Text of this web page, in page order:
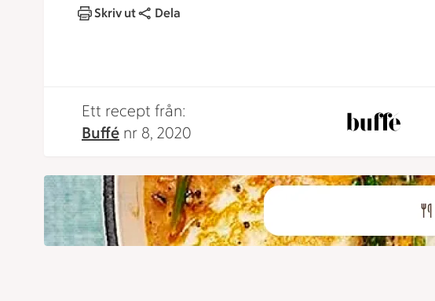
Skriv ut Dela
Ett recept från:
Buffé nr 8, 2020